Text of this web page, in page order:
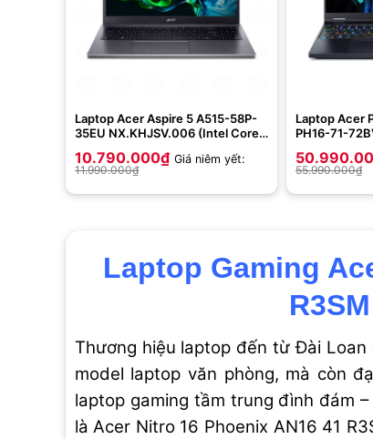
Laptop Acer Aspire 5 A515-58P-
35EU NX.KHJSV.006 (Intel Core
UHD | 15.6 inch FHD | Win 11 |
Xám)
10.790.000₫ Giá niêm yết:
11.990.000₫
Laptop Acer
PH16-71-
512GB |
4070 8GB |
55.990.000₫
Laptop Gaming
Thương hiệu laptop đến từ Đài
model laptop văn phòng, mà còn
laptop gaming tầm trung đình đám
là Acer Nitro 16 Phoenix AN16 41